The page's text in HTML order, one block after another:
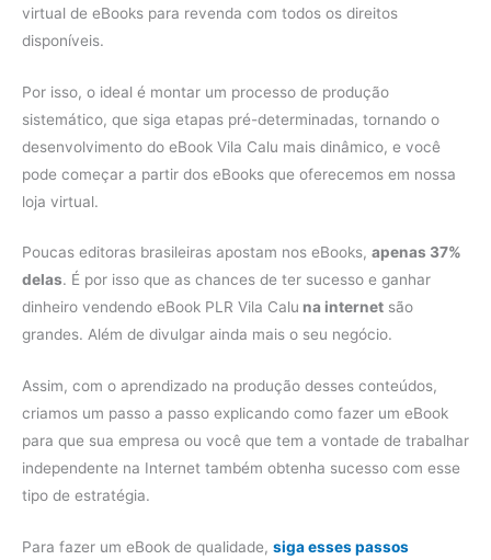
virtual de eBooks para revenda com todos os direitos
disponíveis.
Por isso, o ideal é montar um processo de produção
sistemático, que siga etapas pré-determinadas, tornando o
desenvolvimento do eBook Vila Calu mais dinâmico, e você
pode começar a partir dos eBooks que oferecemos em nossa
loja virtual.
Poucas editoras brasileiras apostam nos eBooks, apenas 37%
delas. É por isso que as chances de ter sucesso e ganhar
dinheiro vendendo eBook PLR Vila Calu na internet são
grandes. Além de divulgar ainda mais o seu negócio.
Assim, com o aprendizado na produção desses conteúdos,
criamos um passo a passo explicando como fazer um eBook
para que sua empresa ou você que tem a vontade de trabalhar
independente na Internet também obtenha sucesso com esse
tipo de estratégia.
Para fazer um eBook de qualidade, siga esses passos